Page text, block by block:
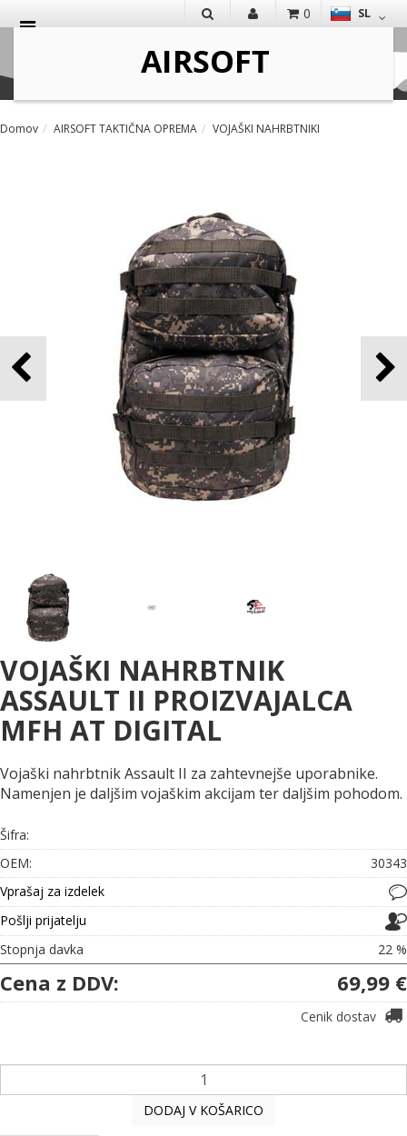
SL
0
Domov AIRSOFT TAKTIČNA OPREMA VOJAŠKI NAHRBTNIKI
VOJAŠKI NAHRBTNIK
ASSAULT II PROIZVAJALCA
MFH AT DIGITAL
Vojaški nahrbtnik Assault II za zahtevnejše uporabnike.
Namenjen je daljšim vojaškim akcijam ter daljšim pohodom.
Šifra:
OEM:
30343
Vprašaj za izdelek
Pošlji prijatelju
Stopnja davka
22 %
Cena z DDV: 69,99 €
Cenik dostav
DODAJ V KOŠARICO